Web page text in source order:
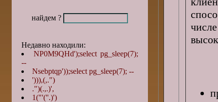
найдем ?
Недавно находили:
NP0M9QHd');select pg_sleep(7);
--
Nsebptqp'));select pg_sleep(7); --
'))),(,.")
.")(.,.)',
1("'(''.)')